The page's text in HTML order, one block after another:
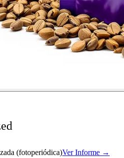
(fotoperiódica)Ver Informe →